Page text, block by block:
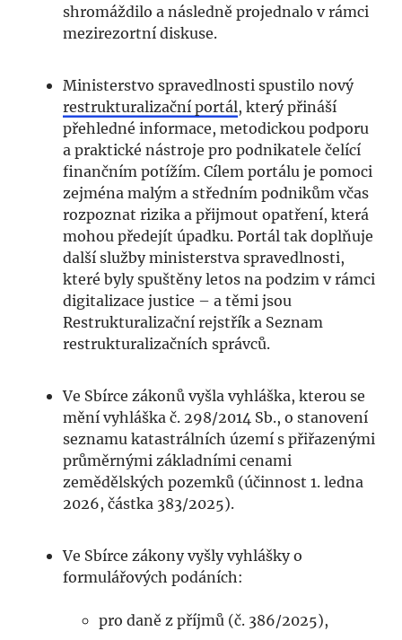
shromáždilo a následně projednalo v rámci
mezirezortní diskuse.
Ministerstvo spravedlnosti spustilo nový
restrukturalizační portál, který přináší
přehledné informace, metodickou podporu
a praktické nástroje pro podnikatele čelící
finančním potížím. Cílem portálu je pomoci
zejména malým a středním podnikům včas
rozpoznat rizika a přijmout opatření, která
mohou předejít úpadku. Portál tak doplňuje
další služby ministerstva spravedlnosti,
které byly spuštěny letos na podzim v rámci
digitalizace justice – a těmi jsou
Restrukturalizační rejstřík a Seznam
restrukturalizačních správců.
Ve Sbírce zákonů vyšla vyhláška, kterou se
mění vyhláška č. 298/2014 Sb., o stanovení
seznamu katastrálních území s přiřazenými
průměrnými základními cenami
zemědělských pozemků (účinnost 1. ledna
2026, částka 383/2025).
Ve Sbírce zákony vyšly vyhlášky o
formulářových podáních:
pro daně z příjmů (č. 386/2025),